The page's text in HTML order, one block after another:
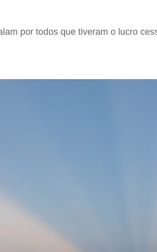
por todos que tiveram o lucro